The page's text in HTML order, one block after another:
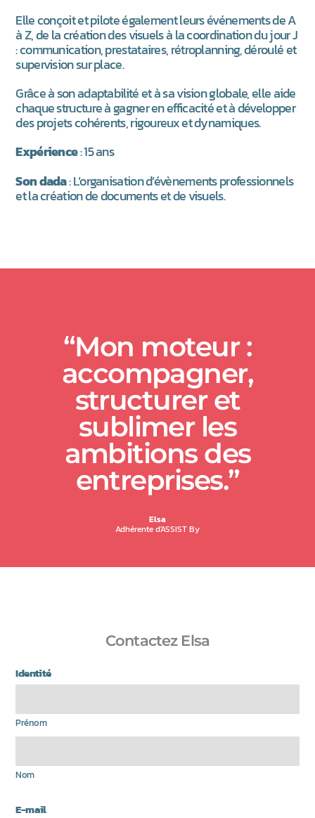
Elle conçoit et pilote également leurs événements de A
à Z, de la création des visuels à la coordination du jour J
: communication, prestataires, rétroplanning, déroulé et
supervision sur place.
Grâce à son adaptabilité et à sa vision globale, elle aide
chaque structure à gagner en efficacité et à développer
des projets cohérents, rigoureux et dynamiques.
Expérience: 15 ans
Son dada: L’organisation d’évènements professionnels
et la création de documents et de visuels.
“Mon moteur :
accompagner,
structurer et
sublimer les
ambitions des
entreprises.”
Elsa
Adhérente d'ASSIST By
Contactez Elsa
Identité
Prénom
Nom
E-mail